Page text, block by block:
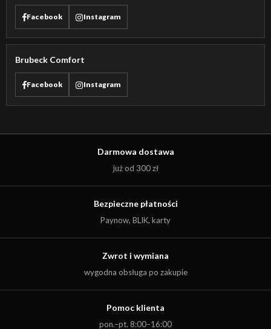
Facebook Instagram
Brubeck Comfort
Facebook Instagram
Darmowa dostawa
już od 300 zł
Bezpieczne płatności
Paynow, BLIK, karty
Zwrot i wymiana
wygodna obsługa po zakupie
Pomoc klienta
pon.–pt. 8:00–16:00